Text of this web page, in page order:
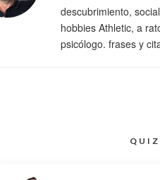
descubrimiento,
hobbies Athletic, a
psicólogo. frases y